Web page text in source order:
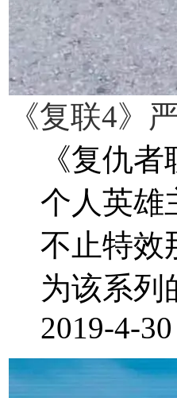
《复联4》
《复仇
个人英雄
不止特效
为该系列
2019-4-